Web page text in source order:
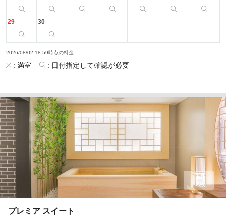
29 30
2026/08/02 18:59時点の料金
: 満室 : 日付指定して確認が必要
プレミア スイート
12枚